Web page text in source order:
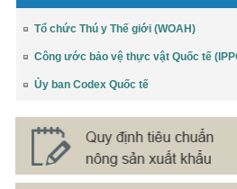
Tổ chức Thú y Thế giới (WOAH)
Công ước bảo vệ thực vật Quốc tế
Ủy ban Codex Quốc tế